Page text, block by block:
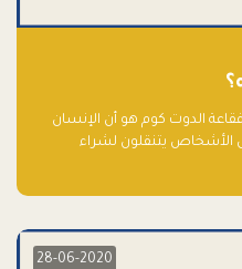
الدوت كوم هو أن الإنسان
الأشخاص يتنقلون لشراء
28-06-2020